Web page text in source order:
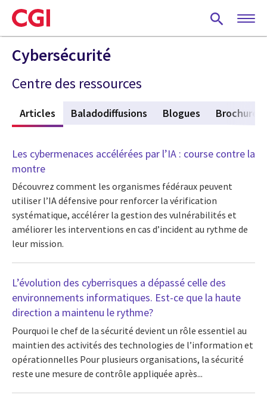
Skip
to
main
content
Cybersécurité
Centre des ressources
Articles (active tab)
Baladodiffusions Blogues Brochures
Les cybermenaces accélérées par l’IA : course contre la
montre
Découvrez comment les organismes fédéraux peuvent
utiliser l’IA défensive pour renforcer la vérification
systématique, accélérer la gestion des vulnérabilités et
améliorer les interventions en cas d’incident au rythme de
leur mission.
L’évolution des cyberrisques a dépassé celle des
environnements informatiques. Est-ce que la haute
direction a maintenu le rythme?
Pourquoi le chef de la sécurité devient un rôle essentiel au
maintien des activités des technologies de l’information et
opérationnelles Pour plusieurs organisations, la sécurité
reste une mesure de contrôle appliquée après...